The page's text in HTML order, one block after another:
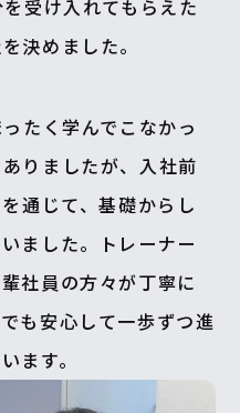
受け入れてもらえた
決めました。
たく学んでこなかっ
りましたが、入社前
通じて、基礎からし
ました。トレーナー
社員の方々が丁寧に
も安心して一歩ずつ進
ます。